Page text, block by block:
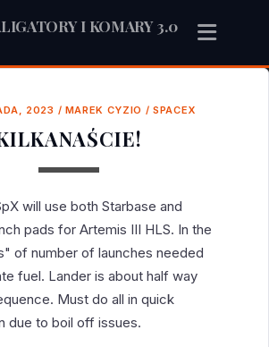
I KOMARY 3.0
2023 / MAREK CYZIO /SPACEX
will use both Starbase and
pads for Artemis III HLS. In the
of number of launches needed
fuel. Lander is about half way
Must do all in quick
due to boil off issues.